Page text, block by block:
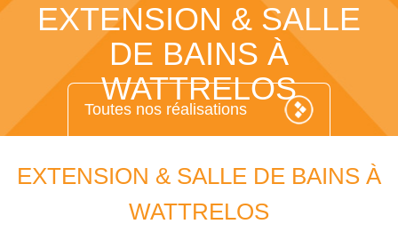
EXTENSION & SALLE
DE BAINS À
WATTRELOS
Toutes nos réalisations
EXTENSION & SALLE DE BAINS À
WATTRELOS